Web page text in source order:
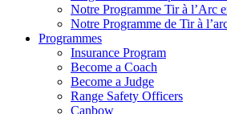
Notre Programme Tir à l’Arc
Notre Programme de Tir à
Programmes
Insurance Program
Become a Coach
Become a Judge
Range Safety Officers
Canbow